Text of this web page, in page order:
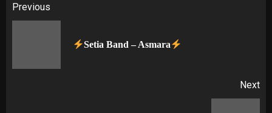
Post
navigation
Previous
Setia Band – Asmara
Next